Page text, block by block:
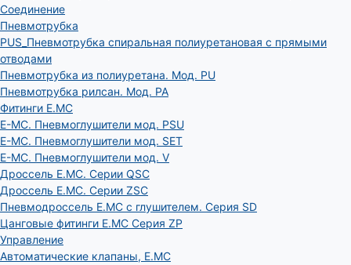
Соединение
Пневмотрубка
PUS_Пневмотрубка спиральная полиуретановая с прямыми
отводами
Пневмотрубка из полиуретана. Мод. РU
Пневмотрубка рилсан. Мод. PA
Фитинги E.MC
E-MC. Пневмоглушители мод. PSU
E-MC. Пневмоглушители мод. SET
E-MC. Пневмоглушители мод. V
Дроссель E.MC. Серии QSC
Дроссель E.MC. Серии ZSC
Пневмодроссель E.MC с глушителем. Серия SD
Цанговые фитинги E.MC Серия ZP
Управление
Автоматические клапаны, Е.МС